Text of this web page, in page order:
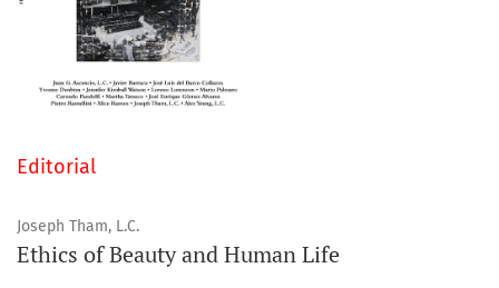
Editorial
Joseph Tham, L.C.
Ethics of Beauty and Human Life